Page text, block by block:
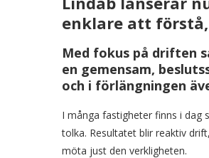
enklare att
Med fokus på driften
en gemensam,
och i förlängningen
I många fastigheter finns i dag
tolka. Resultatet blir reaktiv
möta just den verkligheten.